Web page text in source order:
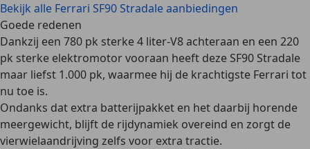
Bekijk alle Ferrari SF90 Stradale aanbiedingen
Goede redenen
Dankzij een 780 pk sterke 4 liter-V8 achteraan en een 220
pk sterke elektromotor vooraan heeft deze SF90 Stradale
maar liefst 1.000 pk, waarmee hij de krachtigste Ferrari tot
nu toe is.
Ondanks dat extra batterijpakket en het daarbij horende
meergewicht, blijft de rijdynamiek overeind en zorgt de
vierwielaandrijving zelfs voor extra tractie.